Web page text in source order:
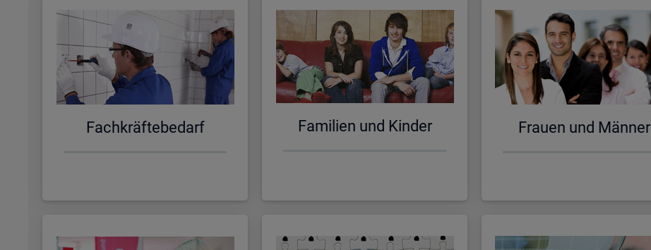
Fach­kräf­te­be­darf Fa­mi­li­en und Kin­der Frau­en und Män­ner